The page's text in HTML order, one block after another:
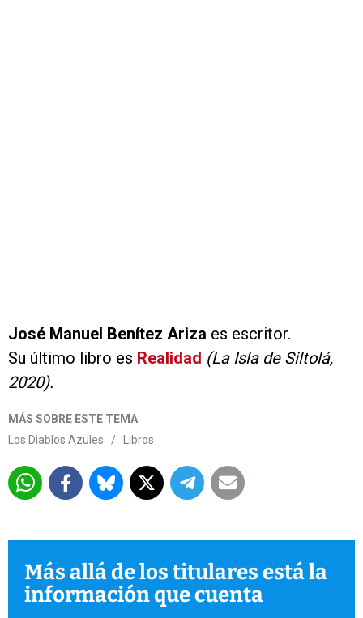
José Manuel Benítez Ariza es escritor.
Su último libro es Realidad (La Isla de Siltolá,
2020).
MÁS SOBRE ESTE TEMA
Los Diablos Azules
/ Libros
Más allá de los titulares está la
información que cuenta